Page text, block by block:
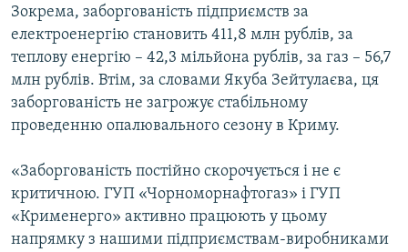
ВІДЕОУРОКИ «ELIFBE»
СВІДЧЕННЯ ОКУПАЦІЇ
УКРАЇНСЬКА ПРОБЛЕМА КРИМУ
ІНФОГРАФІКА
Русский
Qırımtatar
ДОЛУЧАЙСЯ!
Усі сайти RFE/RL
Зокрема, заборгованість підприємств за
електроенергію становить 411,8 млн рублів, за
теплову енергію – 42,3 мільйона рублів, за газ – 56,7
млн рублів. Втім, за словами Якуба Зейтулаєва, ця
заборгованість не загрожує стабільному
проведенню опалювального сезону в Криму.
«Заборгованість постійно скорочується і не є
критичною. ГУП «Чорноморнафтогаз» і ГУП
«Крименерго» активно працюють у цьому
напрямку з нашими підприємствам-виробниками